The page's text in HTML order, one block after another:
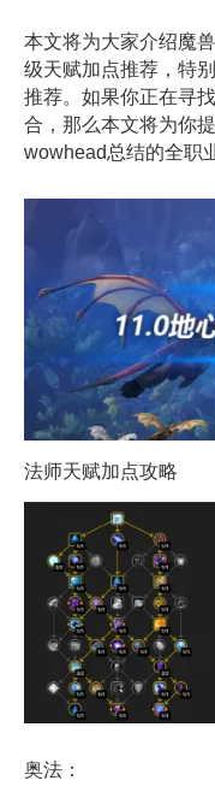
本文将为大家介绍魔
级天赋加点推荐，特
推荐。如果你正在寻
合，那么本文将为你
wowhead总结的全职
法师天赋加点攻略
奥法：